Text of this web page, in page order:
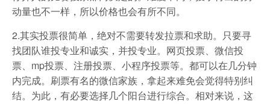
动量也不一样，所以价格也会有所不同。
2.其实投票很简单，绝对不需要转发拉票和求助。只要寻
找团队谁投专业和诚实，并投专业。网页投票、微信投
票、mp投票、注册投票、小程序投票等。都可以在几分钟
内完成。刷票有名的微信家族，拿起来难免会觉得特别纠
结。为此，有必要选择几个阳台进行综合。相对来说，这